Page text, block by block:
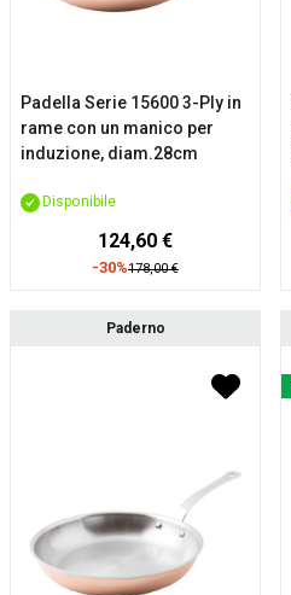
Padella Serie 15600 3-Ply in
rame con un manico per
induzione, diam.28cm
Disponibile
124,60 €
178,00 €
-30%
Paderno